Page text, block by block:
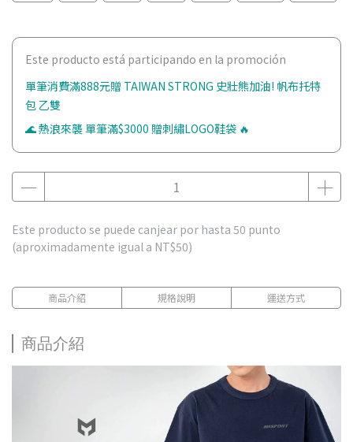
Este producto está participando en la promoción
單筆消費滿888元贈 TAIWAN STRONG 史壯熊加油! 帆布托特
包 乙雙
🌊 熱浪來襲 單筆滿$3000 贈刺繡LOGO鞋袋 🔥
Este producto se puede canjear por hasta 50 punto
(aproximadamente igual a NT$50)
商品介紹 規格說明 運送方式
商品介紹